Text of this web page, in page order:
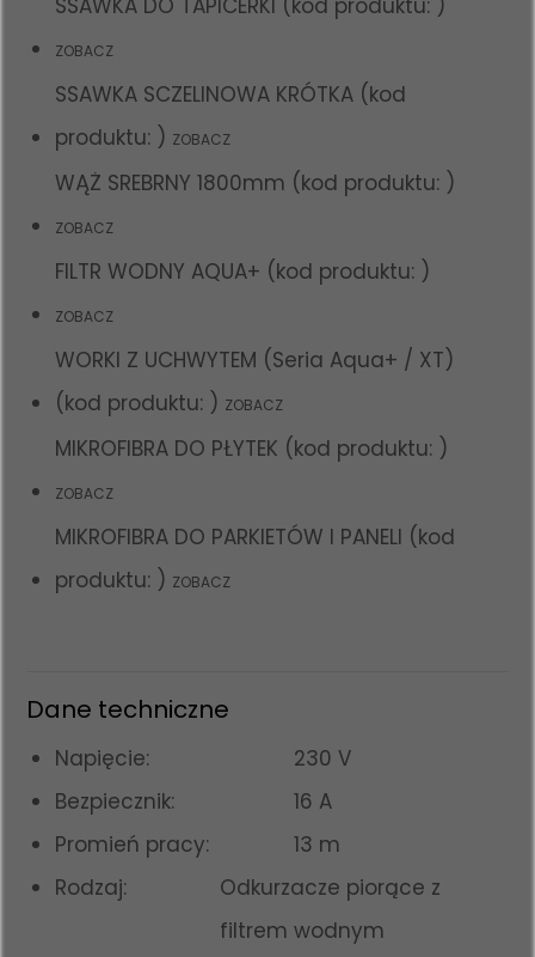
ZOBACZ
SSAWKA SCZELINOWA KRÓTKA (kod
produktu: ) ZOBACZ
WĄŻ SREBRNY 1800mm (kod produktu: )
ZOBACZ
FILTR WODNY AQUA+ (kod produktu: )
ZOBACZ
WORKI Z UCHWYTEM (Seria Aqua+ / XT)
(kod produktu: ) ZOBACZ
MIKROFIBRA DO PŁYTEK (kod produktu: )
ZOBACZ
MIKROFIBRA DO PARKIETÓW I PANELI (kod
produktu: ) ZOBACZ
Dane techniczne
Napięcie:
230 V
Bezpiecznik:
16 A
Promień pracy:
13 m
Rodzaj:
Odkurzacze piorące z
filtrem wodnym